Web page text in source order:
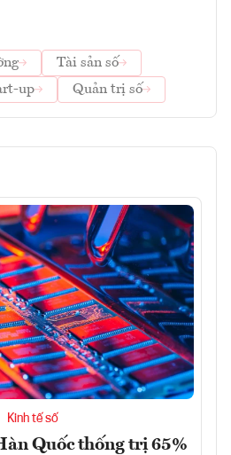
Tài sản số
up Quản trị số
Kinh tế số
Quốc thống trị 65%